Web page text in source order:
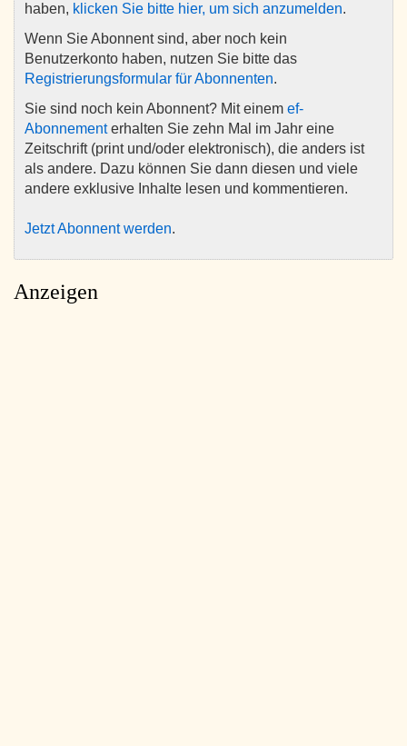
haben, klicken Sie bitte hier, um sich anzumelden.
Wenn Sie Abonnent sind, aber noch kein
Benutzerkonto haben, nutzen Sie bitte das
Registrierungsformular für Abonnenten.
Sie sind noch kein Abonnent? Mit einem ef-
Abonnementerhalten Sie zehn Mal im Jahr eine
Zeitschrift (print und/oder elektronisch), die anders ist
als andere. Dazu können Sie dann diesen und viele
andere exklusive Inhalte lesen und kommentieren.
Jetzt Abonnent werden.
Anzeigen